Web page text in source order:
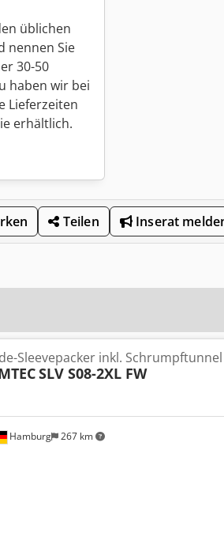
üblichen
nennen Sie
30-50
haben wir bei
Lieferzeiten
erhältlich.
Teilen Inserat
Hamburg 267 km
Sleevepacker inkl. Schrumpftunnel
SLV S08-2XL FW